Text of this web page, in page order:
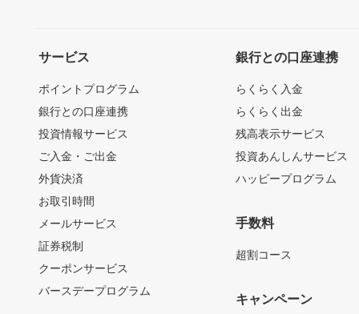
サービス
ポイントプログラム
銀行との口座連携
投資情報サービス
ご入金・ご出金
外貨決済
お取引時間
メールサービス
証券税制
クーポンサービス
バースデープログラム
銀行との口座連携
らくらく入金
らくらく出金
残高表示サービス
投資あんしんサービス
ハッピープログラム
手数料
超割コース
キャンペーン